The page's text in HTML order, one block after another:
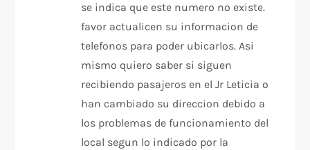
se indica que este numero no existe.
favor actualicen su informacion de
telefonos para poder ubicarlos. Asi
mismo quiero saber si siguen
recibiendo pasajeros en el Jr Leticia o
han cambiado su direccion debido a
los problemas de funcionamiento del
local segun lo indicado por la